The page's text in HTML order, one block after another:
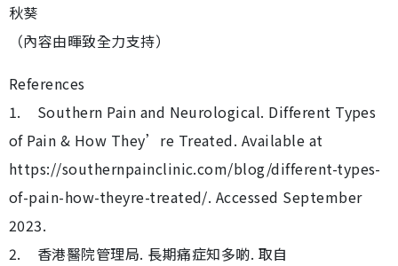
秋葵
（內容由暉致全力支持）
References
1. Southern Pain and Neurological. Different Types
of Pain & How They’re Treated. Available at
https://southernpainclinic.com/blog/different-types-
of-pain-how-theyre-treated/. Accessed September
2023.
2. 香港醫院管理局. 長期痛症知多啲. 取自